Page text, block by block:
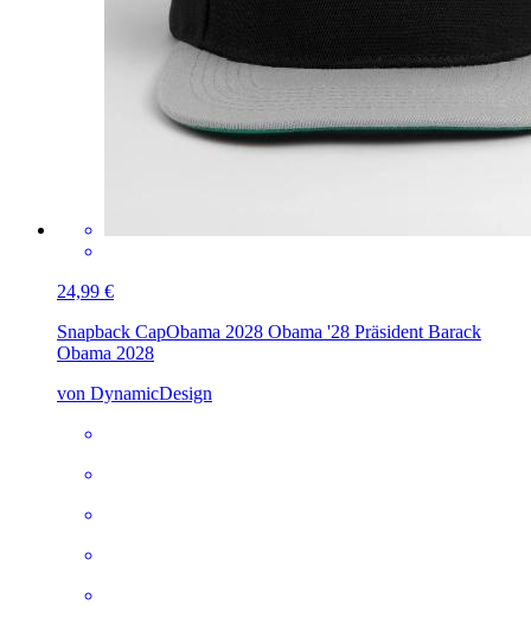
24,99 €
Snapback CapObama 2028 Obama '28 Präsident Barack
Obama 2028
von DynamicDesign